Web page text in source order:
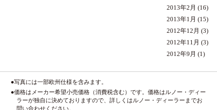
2013年2月 (16)
2013年1月 (15)
2012年12月 (3)
2012年11月 (3)
2012年9月 (1)
●写真には一部欧州仕様を含みます。
●価格はメーカー希望小売価格（消費税含む）です。価格はルノー・ディー
ラーが独自に決めておりますので、詳しくはルノー・ディーラーまでお
問い合わせください。